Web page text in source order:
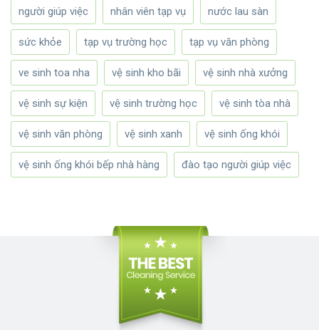
người giúp việc nhân viên tạp vụ nước lau sàn
sức khỏe tạp vụ trường học tạp vụ văn phòng
ve sinh toa nha vệ sinh kho bãi vệ sinh nhà xưởng
vệ sinh sự kiện vệ sinh trường học vệ sinh tòa nhà
vệ sinh văn phòng vệ sinh xanh vệ sinh ống khói
vệ sinh ống khói bếp nhà hàng đào tạo người giúp việc